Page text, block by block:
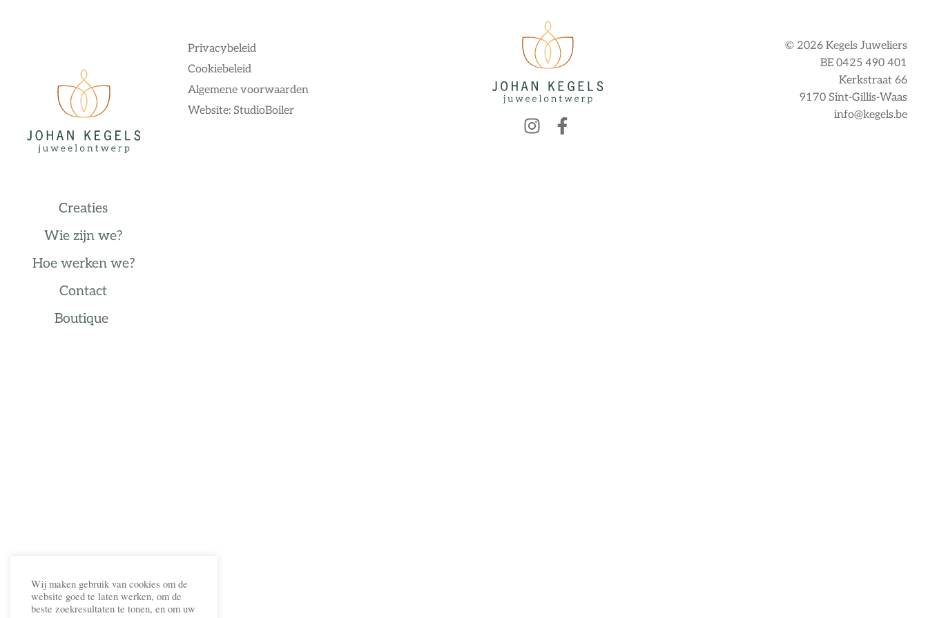
Creaties
Wie zijn we?
Hoe werken we?
Contact
Boutique
Privacybeleid
Cookiebeleid
Algemene voorwaarden
Website: StudioBoiler
© 2026 Kegels Juweliers
BE 0425 490 401
Kerkstraat 66
9170 Sint-Gillis-Waas
info@kegels.be
Wij maken gebruik van cookies om de
website goed te laten werken, om de
beste zoekresultaten te tonen, en om uw